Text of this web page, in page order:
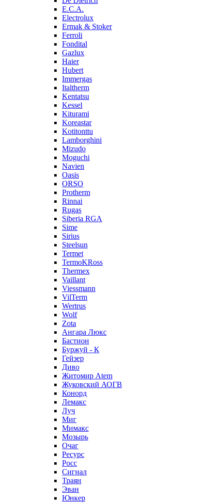
E.C.A.
Electrolux
Ermak & Stoker
Ferroli
Fondital
Gazlux
Haier
Hubert
Immergas
Italtherm
Kentatsu
Kessel
Kiturami
Koreastar
Kotitonttu
Lamborghini
Mizudo
Moguchi
Navien
Oasis
ORSO
Protherm
Rinnai
Rugas
Siberia RGA
Sime
Sirius
Steelsun
Termet
TermoKRoss
Thermex
Vaillant
Viessmann
VilTerm
Wertrus
Wolf
Zota
Ангара Люкс
Бастион
Буржуй - К
Гейзер
Диво
Житомир Аtem
Жуковский АОГВ
Конорд
Лемакс
Луч
Миг
Мимакс
Мозырь
Очаг
Ресурс
Росс
Сигнал
Траян
Эван
Юнкер